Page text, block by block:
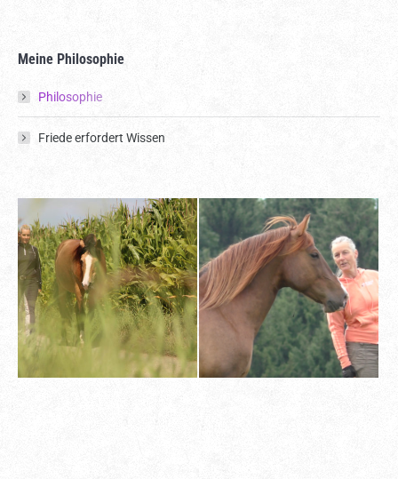
Meine Philosophie
Philosophie
Friede erfordert Wissen